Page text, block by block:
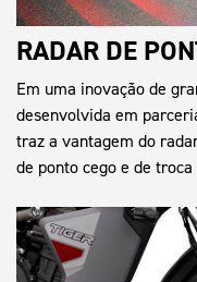
RADAR DE
Em uma inovação de
desenvolvida em
traz a vantagem do
de ponto cego e de